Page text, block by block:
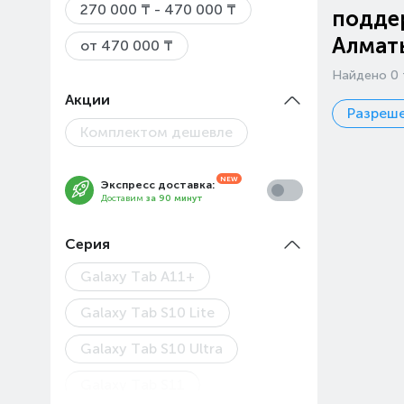
270 000 ₸ - 470 000 ₸
от 470 000 ₸
Акции
Комплектом дешевле
Экспресс доставка:
Доставим за 90 минут
Серия
Galaxy Tab A11+
Galaxy Tab S10 Lite
Galaxy Tab S10 Ultra
Найдено 0